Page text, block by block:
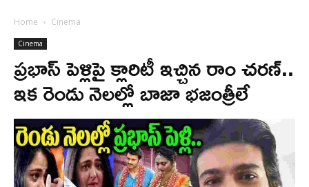
Home Cinema
Cinema
ప్రభాస్ పెళ్లిపై క్లారిటీ ఇచ్చిన రాం చరణ్..
ఇక రెండు నెలల్లో బాజా భజంత్రీలే